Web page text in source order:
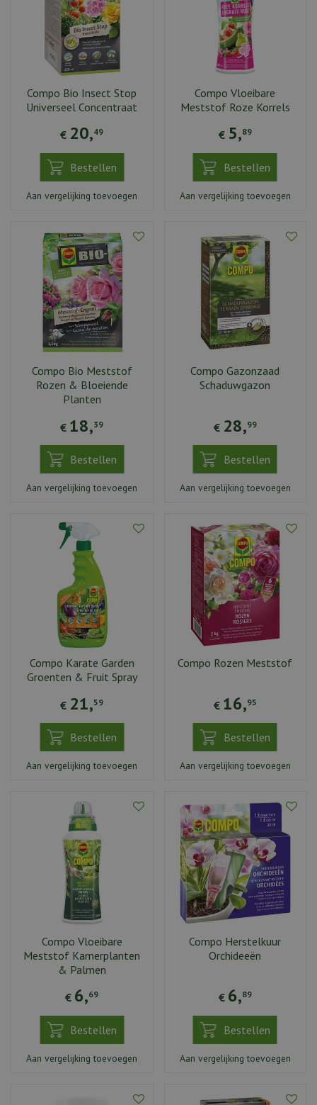
Compo Bio Insect Stop
Universeel Concentraat
€ 20,49
Bestellen
Aan vergelijking toevoegen
Compo Vloeibare
Meststof Roze Korrels
€ 5,89
Bestellen
Aan vergelijking toevoegen
Compo Bio Meststof
Rozen & Bloeiende
Planten
€ 18,39
Bestellen
Aan vergelijking toevoegen
Compo Gazonzaad
Schaduwgazon
€ 28,99
Bestellen
Aan vergelijking toevoegen
Compo Karate Garden
Groenten & Fruit Spray
€ 21,59
Bestellen
Aan vergelijking toevoegen
Compo Rozen Meststof
€ 16,95
Bestellen
Aan vergelijking toevoegen
Compo Vloeibare
Meststof Kamerplanten
& Palmen
€ 6,69
Bestellen
Aan vergelijking toevoegen
Compo Herstelkuur
Orchideeën
€ 6,89
Bestellen
Aan vergelijking toevoegen